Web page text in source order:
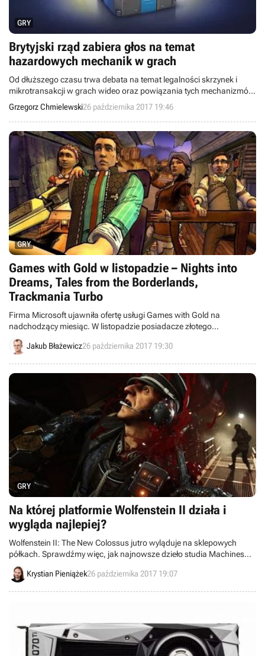
GRY
Brytyjski rząd zabiera głos na temat
hazardowych mechanik w grach
Od dłuższego czasu trwa debata na temat legalności skrzynek i
mikrotransakcji w grach wideo oraz powiązania tych mechanizmów
z hazardem. Tym razem na ich temat obszernie wypowiedział się
rząd Wielkiej Brytanii, który współpracuje z organizacją PEGI.
Grzegorz Chmielewski26 października 2017 19:46
GRY
Games with Gold w listopadzie – Nights into
Dreams, Tales from the Borderlands,
Trackmania Turbo
Firma Microsoft ujawniła ofertę usługi Games with Gold na
nadchodzący miesiąc. W listopadzie posiadacze złotego
abonamentu otrzymają Nights into Dreams, Tales from the
Borderlands: A Telltale Game Series, Trackmania Turbo oraz
Jakub Błażewicz26 października 2017 19:30
GRY
Na której platformie Wolfenstein II działa i
wygląda najlepiej?
Wolfenstein II: The New Colossus jutro wyląduje na sklepowych
półkach. Sprawdźmy więc, jak najnowsze dzieło studia Machines
Games prezentuje się na poszczególnych platformach.
Krystian Pieniążek26 października 2017 19:07